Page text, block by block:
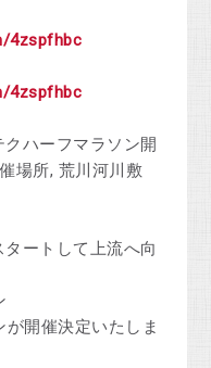
4zspfhbc
4zspfhbc
ハーフマラソン開
場所, 荒川河川敷
ートして上流へ向
開催決定いたしま